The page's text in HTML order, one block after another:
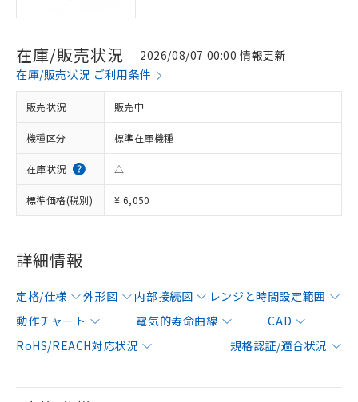
在庫/販売状況
2026/08/07 00:00 情報更新
在庫/販売状況 ご利用条件
販売状況 販売中
機種区分 標準在庫機種
在庫状況 △
標準価格(税別) ¥ 6,050
詳細情報
定格/仕様 外形図 内部接続図
レンジと時間設定範囲
動作チャート
電気的寿命曲線
CAD
RoHS/REACH対応状況
規格認証/適合状況